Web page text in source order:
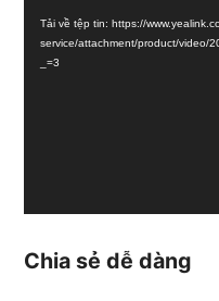
Video
Tải về tệp tin: https://
service/attachment/product/video/
_=3
Chia sẻ dễ dàng